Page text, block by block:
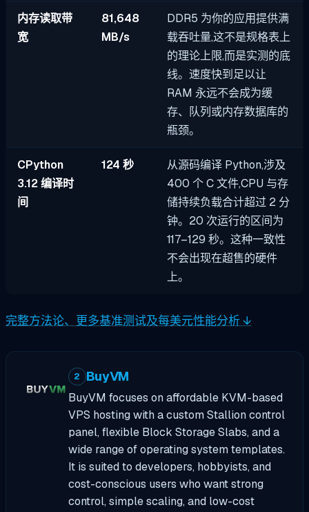
内存读取带
宽
81,648
MB/s
DDR5 为你的应用提供满
载吞吐量,这不是规格表上
的理论上限,而是实测的底
线。速度快到足以让
RAM 永远不会成为缓
存、队列或内存数据库的
瓶颈。
CPython
3.12 编译时
间
124 秒
从源码编译 Python,涉及
400 个 C 文件,CPU 与存
储持续负载合计超过 2 分
钟。20 次运行的区间为
117–129 秒。这种一致性
不会出现在超售的硬件
上。
完整方法论、更多基准测试及每美元性能分析 ↓
2 BuyVM
BuyVM focuses on affordable KVM-based
VPS hosting with a custom Stallion control
panel, flexible Block Storage Slabs, and a
wide range of operating system templates.
It is suited to developers, hobbyists, and
cost-conscious users who want strong
control, simple scaling, and low-cost